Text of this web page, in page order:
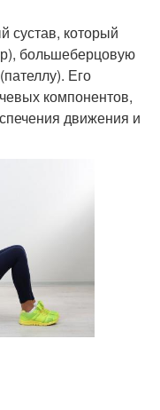
сустав, который
большеберцовую
Его
компонентов,
движения и